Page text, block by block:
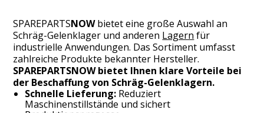
SPAREPARTSNOWbietet eine große Auswahl an
Schräg-Gelenklager und anderen Lagern für
industrielle Anwendungen. Das Sortiment umfasst
zahlreiche Produkte bekannter Hersteller.
SPAREPARTSNOW bietet Ihnen klare Vorteile bei
der Beschaffung von Schräg-Gelenklagern.
Schnelle Lieferung:Reduziert
Maschinenstillstände und sichert